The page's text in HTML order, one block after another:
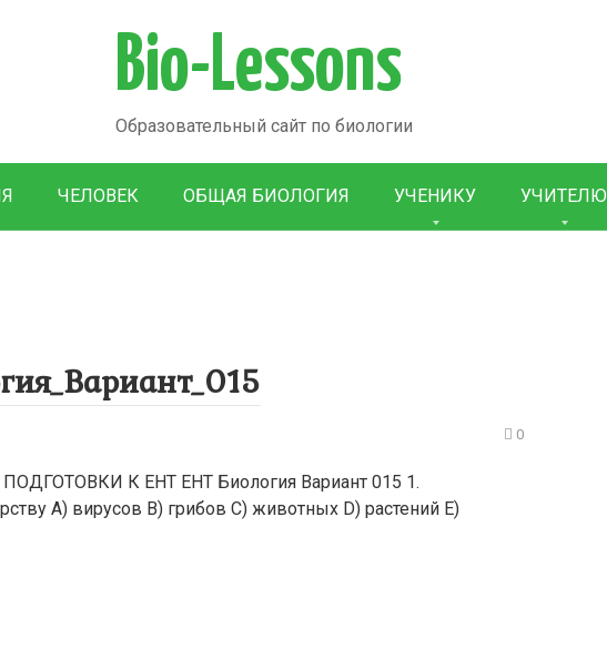
Bio-Lessons
Образовательный сайт по биологии
ЧЕЛОВЕК ОБЩАЯ БИОЛОГИЯ УЧЕНИКУ УЧИТЕЛЮ
0
К ЕНТ ЕНТ Биология Вариант 015 1.
A) вирусов B) грибов C) животных D) растений E)